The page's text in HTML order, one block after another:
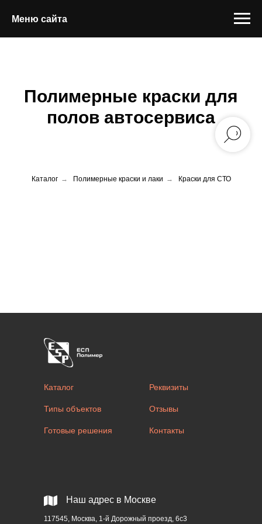
Меню сайта
Полимерные краски для
полов автосервиса
Каталог → Полимерные краски и лаки → Краски для СТО
Наш адрес в Москве
117545, Москва, 1-й Дорожный проезд, 6с3
Готовые решения
Каталог
Типы объектов Отзывы
Реквизиты
Контакты